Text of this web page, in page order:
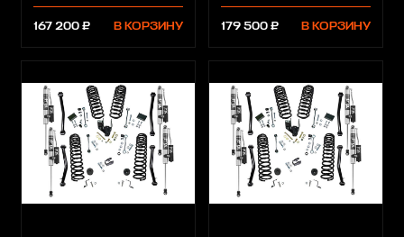
167 200 ₽ В КОРЗИНУ 179 500 ₽ В КОРЗИНУ